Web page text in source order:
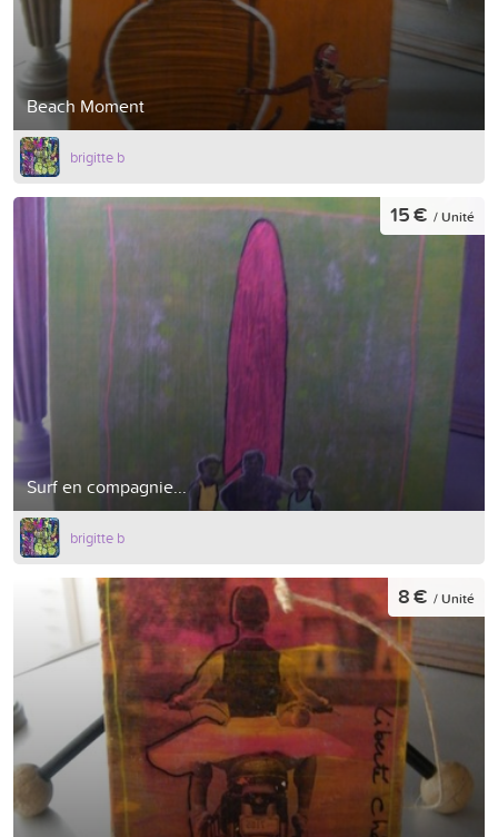
Beach Moment
brigitte b
Surf en compagnie...
15 € / Unité
brigitte b
8 € / Unité